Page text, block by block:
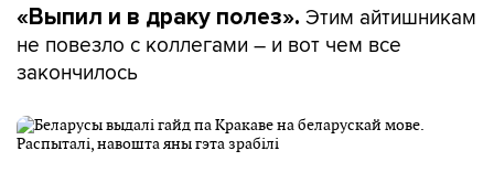
«Выпил и в драку полез». Этим айтишникам
не повезло с коллегами – и вот чем все
закончилось